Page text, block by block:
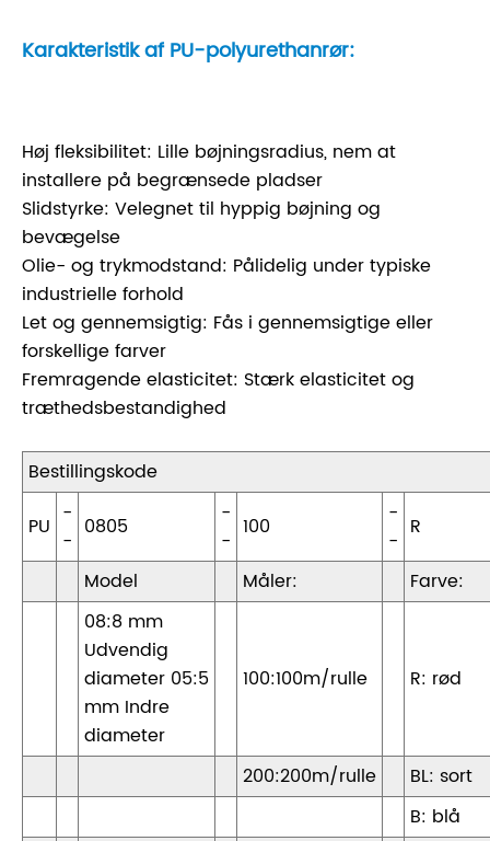
Karakteristik af PU-polyurethanrør:
Høj fleksibilitet: Lille bøjningsradius, nem at
installere på begrænsede pladser
Slidstyrke: Velegnet til hyppig bøjning og
bevægelse
Olie- og trykmodstand: Pålidelig under typiske
industrielle forhold
Let og gennemsigtig: Fås i gennemsigtige eller
forskellige farver
Fremragende elasticitet: Stærk elasticitet og
træthedsbestandighed
Bestillingskode
PU -
- 0805
-
- 100
-
- R
Model
Måler:
Farve:
08:8 mm
Udvendig
diameter 05:5
mm Indre
diameter
100:100m/rulle R: rød
200:200m/rulle
BL: sort
B: blå